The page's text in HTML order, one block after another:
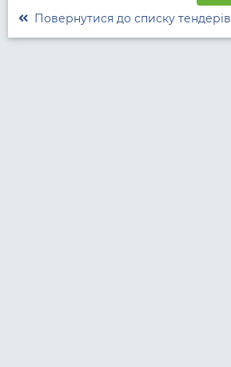
Повернутися до списку тендерів